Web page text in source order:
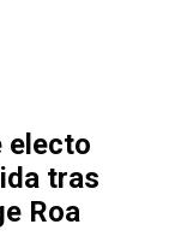
electo
tras
Roa